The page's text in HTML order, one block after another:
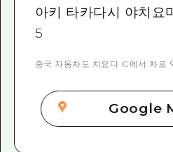
아키 타카다시 야치요
5
중국 자동차도 치요다 IC에서 차로
Google